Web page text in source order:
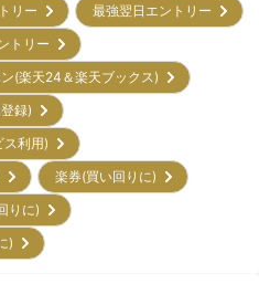
トリー
最強翌日エントリー
トリー
ン(楽天24＆楽天ブックス)
登録)
ス利用)
)
楽券(買い回りに)
りに)
に)